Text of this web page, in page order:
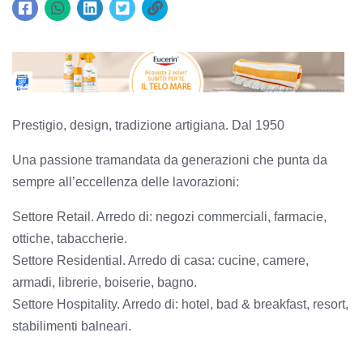
Prestigio, design, tradizione artigiana. Dal 1950
Una passione tramandata da generazioni che punta da
sempre all’eccellenza delle lavorazioni:
Settore Retail. Arredo di: negozi commerciali, farmacie,
ottiche, tabaccherie.
Settore Residential. Arredo di casa: cucine, camere,
armadi, librerie, boiserie, bagno.
Settore Hospitality. Arredo di: hotel, bad & breakfast, resort,
stabilimenti balneari.